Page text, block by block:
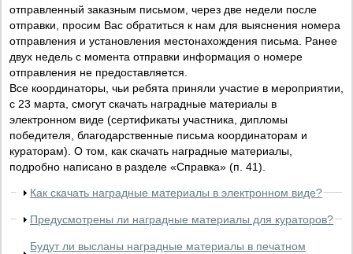
отправленный заказным письмом, через две недели после
отправки, просим Вас обратиться к нам для выяснения номера
отправления и установления местонахождения письма. Ранее
двух недель с момента отправки информация о номере
отправления не предоставляется.
Все координаторы, чьи ребята приняли участие в мероприятии,
с 23 марта, смогут скачать наградные материалы в
электронном виде (сертификаты участника, дипломы
победителя, благодарственные письма координаторам и
кураторам). О том, как скачать наградные материалы,
подробно написано в разделе «Справка» (п. 41).
Как скачать наградные материалы в электронном виде?
Предусмотрены ли наградные материалы для кураторов?
Будут ли высланы наградные материалы в печатном